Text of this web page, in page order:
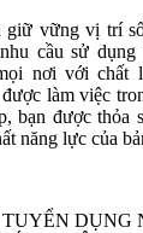
vững vị trí
cầu sử
nơi với
làm việc
bạn được thỏa
năng lực của